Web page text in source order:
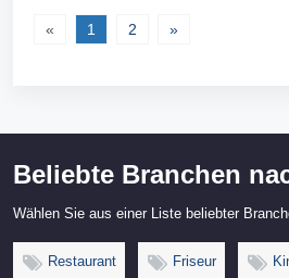
« 1 2 »
Beliebte Branchen
Wählen Sie aus einer Liste beliebter
Restaurant Friseur